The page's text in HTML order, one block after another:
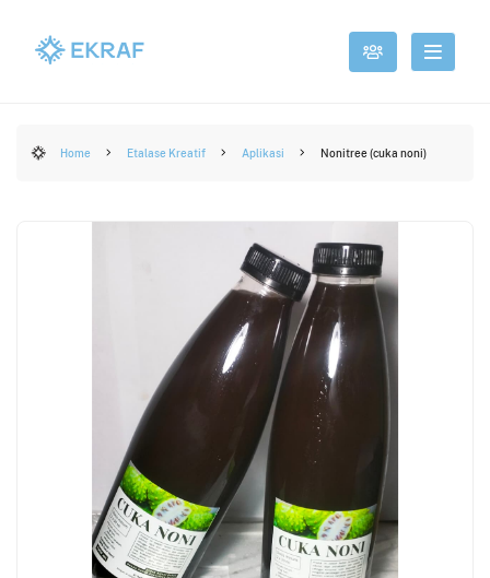
Home Etalase Kreatif Aplikasi Nonitree (cuka noni)